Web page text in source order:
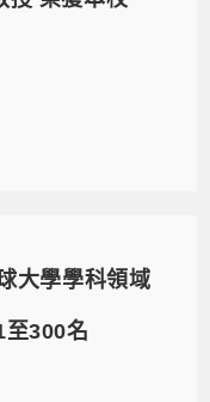
大學學科領域
至300名